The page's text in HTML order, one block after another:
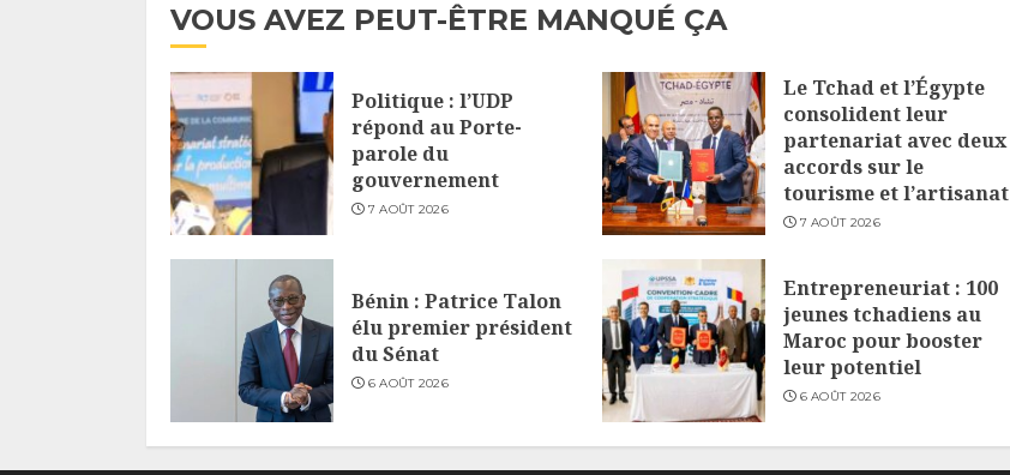
VOUS AVEZ PEUT-ÊTRE MANQUÉ ÇA
Politique : l’UDP
répond au Porte-
parole du
gouvernement
7 AOÛT 2026
Le Tchad et l’Égypte
consolident leur
partenariat avec deux
accords sur le
tourisme et l’artisanat
7 AOÛT 2026
Bénin : Patrice Talon
élu premier président
du Sénat
6 AOÛT 2026
Entrepreneuriat : 100
jeunes tchadiens au
Maroc pour booster
leur potentiel
6 AOÛT 2026